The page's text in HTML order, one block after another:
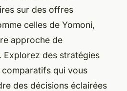
sur des offres
celles de Yomoni,
approche de
Explorez des stratégies
qui vous
des décisions éclairées